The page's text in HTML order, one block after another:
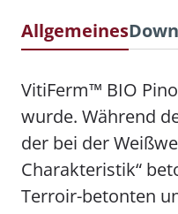
Allgemeines
VitiFerm™ BIO
wurde. Während
der bei der
Charakteristik“
Terroir-betonten